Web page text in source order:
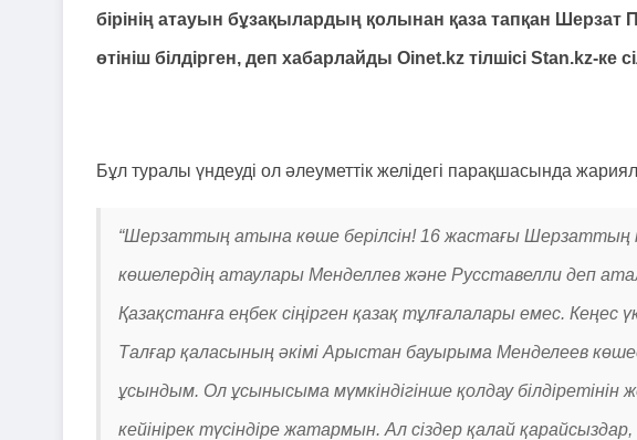
бірінің атауын бұзақылардың қолынан қаза тапқан Шерзат
өтініш білдірген, деп хабарлайды Oinet.kz тілшісі Stan.kz-ке
Бұл туралы үндеуді ол әлеуметтік желідегі парақшасында
“Шерзаттың атына көше берілсін! 16 жастағы Шерзаттың
көшелердің атаулары Менделлев және Русставелли деп
Қазақстанға еңбек сіңірген қазақ тұлғалалары емес.
Талғар қаласының әкімі Арыстан бауырыма Менделеев
ұсындым. Ол ұсынысыма мүмкіндігінше қолдау білдіретінін
кейінірек түсіндіре жатармын. Ал сіздер қалай